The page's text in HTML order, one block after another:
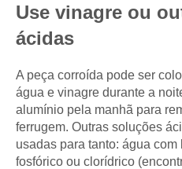
Use vinagre ou
ácidas
A peça corroída pode ser
água e vinagre durante a
alumínio pela manhã para
ferrugem. Outras soluções
usadas para tanto: água
fosfórico ou clorídrico